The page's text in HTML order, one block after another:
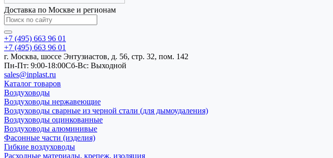
Доставка по Москве и регионам
+7 (495) 663 96 01
+7 (495) 663 96 01
г. Москва, шоссе Энтузиастов, д. 56, стр. 32, пом. 142
Пн-Пт: 9:00-18:00Cб-Вс: Выходной
sales@inplast.ru
Каталог товаров
Воздуховоды
Воздуховоды нержавеющие
Воздуховоды сварные из черной стали (для дымоудаления)
Воздуховоды оцинкованные
Воздуховоды алюминивые
Фасонные части (изделия)
Гибкие воздуховоды
Расходные материалы, крепеж, изоляция